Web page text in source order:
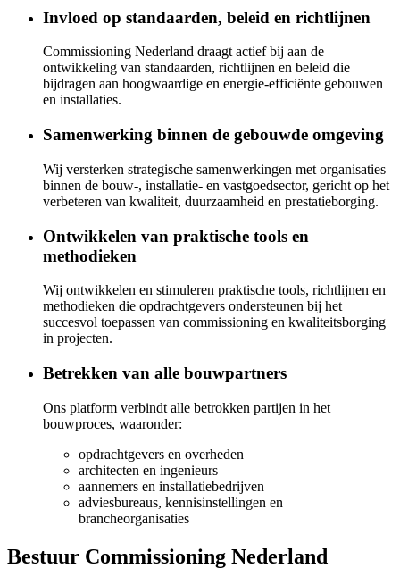
Invloed op standaarden, beleid en richtlijnen
Commissioning Nederland draagt actief bij aan de
ontwikkeling van standaarden, richtlijnen en beleid die
bijdragen aan hoogwaardige en energie-efficiënte gebouwen
en installaties.
Samenwerking binnen de gebouwde omgeving
Wij versterken strategische samenwerkingen met organisaties
binnen de bouw-, installatie- en vastgoedsector, gericht op het
verbeteren van kwaliteit, duurzaamheid en prestatieborging.
Ontwikkelen van praktische tools en
methodieken
Wij ontwikkelen en stimuleren praktische tools, richtlijnen en
methodieken die opdrachtgevers ondersteunen bij het
succesvol toepassen van commissioning en kwaliteitsborging
in projecten.
Betrekken van alle bouwpartners
Ons platform verbindt alle betrokken partijen in het
bouwproces, waaronder:
opdrachtgevers en overheden
architecten en ingenieurs
aannemers en installatiebedrijven
adviesbureaus, kennisinstellingen en
brancheorganisaties
Bestuur Commissioning Nederland